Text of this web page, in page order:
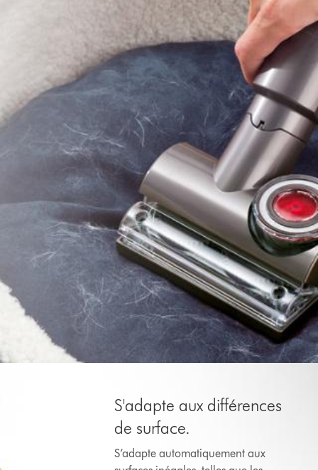
S'adapte aux différences
de surface.
S’adapte automatiquement aux